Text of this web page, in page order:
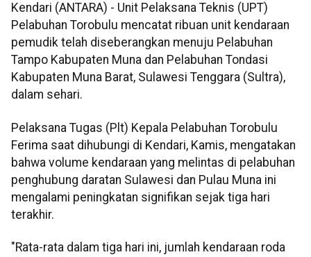
Kendari (ANTARA) - Unit Pelaksana Teknis (UPT)
Pelabuhan Torobulu mencatat ribuan unit kendaraan
pemudik telah diseberangkan menuju Pelabuhan
Tampo Kabupaten Muna dan Pelabuhan Tondasi
Kabupaten Muna Barat, Sulawesi Tenggara (Sultra),
dalam sehari.
Pelaksana Tugas (Plt) Kepala Pelabuhan Torobulu
Ferima saat dihubungi di Kendari, Kamis, mengatakan
bahwa volume kendaraan yang melintas di pelabuhan
penghubung daratan Sulawesi dan Pulau Muna ini
mengalami peningkatan signifikan sejak tiga hari
terakhir.
"Rata-rata dalam tiga hari ini, jumlah kendaraan roda